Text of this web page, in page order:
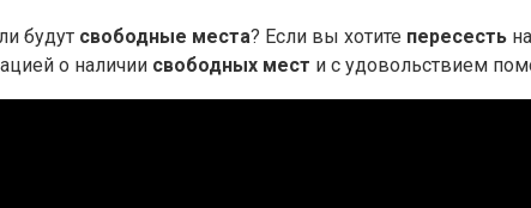
будут свободные места? Если вы хотите пересесть
о наличии свободных мест и с удовольствием